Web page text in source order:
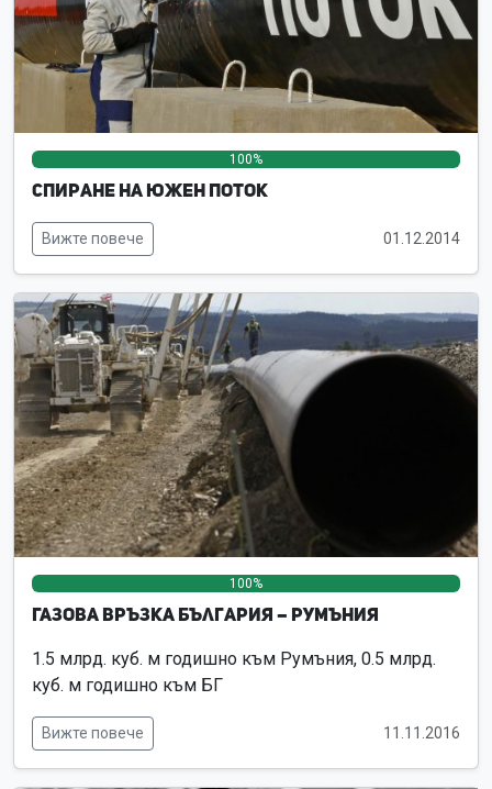
100%
Спиране на Южен поток
Вижте повече 01.12.2014
100%
Газова връзка България – Румъния
1.5 млрд. куб. м годишно към Румъния, 0.5 млрд.
куб. м годишно към БГ
Вижте повече 11.11.2016